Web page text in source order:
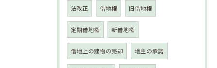
法改正 借地権 旧借地権
定期借地権 新借地権
借地上の建物の売却 地主の承諾